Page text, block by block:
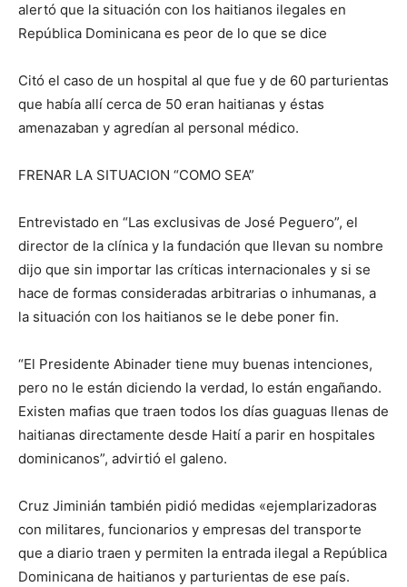
alertó que la situación con los haitianos ilegales en
República Dominicana es peor de lo que se dice
Citó el caso de un hospital al que fue y de 60 parturientas
que había allí cerca de 50 eran haitianas y éstas
amenazaban y agredían al personal médico.
FRENAR LA SITUACION “COMO SEA”
Entrevistado en “Las exclusivas de José Peguero”, el
director de la clínica y la fundación que llevan su nombre
dijo que sin importar las críticas internacionales y si se
hace de formas consideradas arbitrarias o inhumanas, a
la situación con los haitianos se le debe poner fin.
“El Presidente Abinader tiene muy buenas intenciones,
pero no le están diciendo la verdad, lo están engañando.
Existen mafias que traen todos los días guaguas llenas de
haitianas directamente desde Haití a parir en hospitales
dominicanos”, advirtió el galeno.
Cruz Jiminián también pidió medidas «ejemplarizadoras
con militares, funcionarios y empresas del transporte
que a diario traen y permiten la entrada ilegal a República
Dominicana de haitianos y parturientas de ese país.